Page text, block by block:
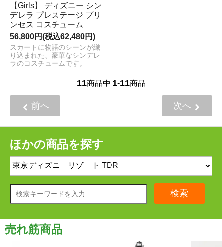
【Girls】 ディズニー シン
デレラ プレステージ プリ
ンセス コスチューム
56,800円(税込62,480円)
スカートに物語のシーンが織
り込まれた、豪華なシンデレ
ラのコスチュームです。
11商品中 1-11商品
前へ 次へ
ほかの商品を探す
検索
売れ筋商品